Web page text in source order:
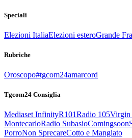
Speciali
Elezioni ItaliaElezioni esteroGrande
Rubriche
Oroscopo#tgcom24amarcord
Tgcom24 Consiglia
Mediaset InfinityR101Radio 105Virgin
MontecarloRadio SubasioComingsoon
PorroNon SprecareCotto e Mangiato